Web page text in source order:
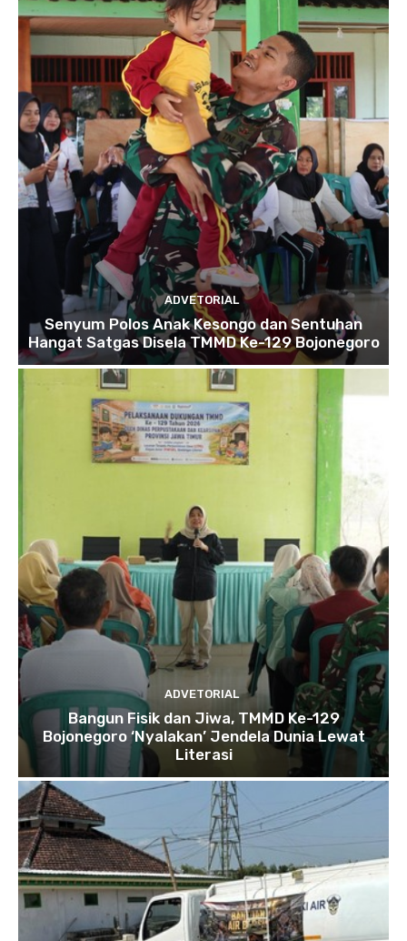
ADVETORIAL
Senyum Polos Anak Kesongo dan Sentuhan
Hangat Satgas Disela TMMD Ke-129 Bojonegoro
ADVETORIAL
Bangun Fisik dan Jiwa, TMMD Ke-129
Bojonegoro ‘Nyalakan’ Jendela Dunia Lewat
Literasi